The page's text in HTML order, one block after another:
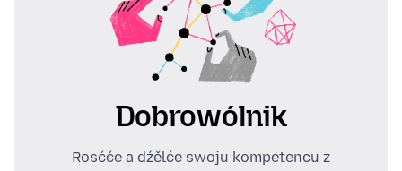
Dobrowólnik
Rosćće a dźělće swoju kompetencu z